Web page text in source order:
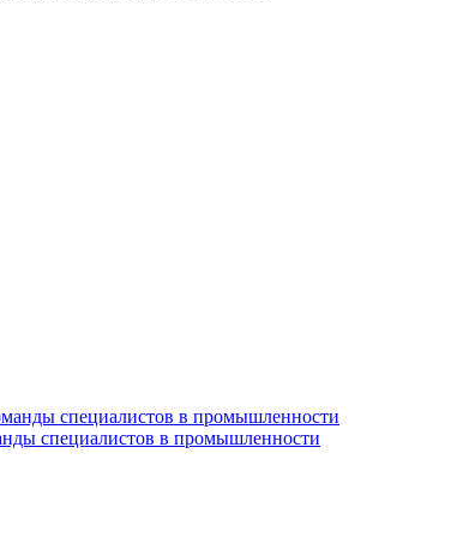
специалистов в промышленности